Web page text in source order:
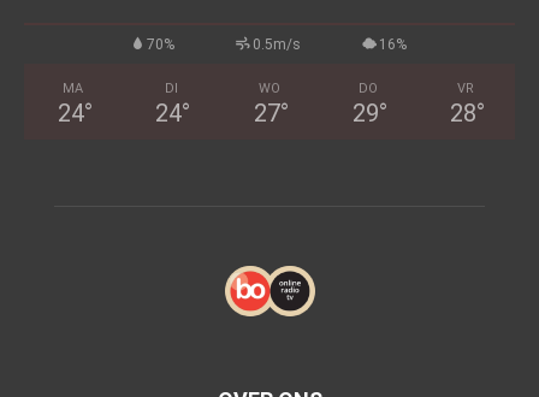
70% 0.5m/s 16%
MA
24°
DI
24°
WO
27°
DO
29°
VR
28°